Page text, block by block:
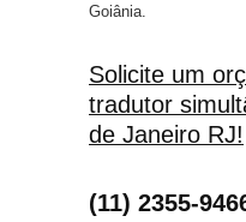
Goiânia.
Solicite um
tradutor
de Janeiro RJ!
(11) 2355-